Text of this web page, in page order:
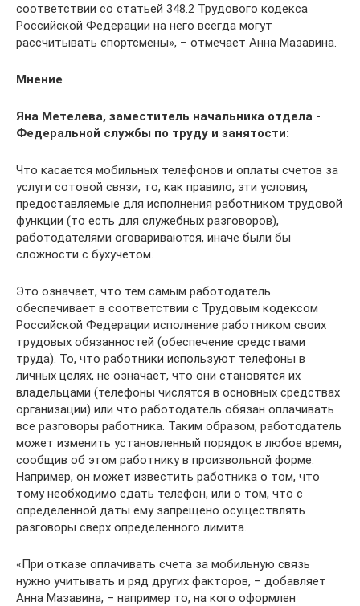
соответствии со статьей 348.2 Трудового кодекса
Российской Федерации на него всегда могут
рассчитывать ­спортсмены», – отмечает Анна Мазавина.
Мнение
Яна Метелева, заместитель начальника отдела ­
Федеральной службы по труду и занятости:
Что касается мобильных телефонов и оплаты счетов за
услуги сотовой связи, то, как правило, эти условия,
предоставляемые для исполнения работником трудовой
функции (то есть для служебных разговоров),
работодателями оговариваются, иначе были бы
сложности с бухучетом.
Это означает, что тем самым работодатель
обеспечивает в соответствии с Трудовым кодексом
Российской Федерации исполнение работником своих
трудовых обязанностей (обеспечение средствами
труда). То, что работники используют телефоны в
личных целях, не означает, что они становятся их
владельцами (телефоны числятся в основных средствах
организации) или что работодатель обязан оплачивать
все разговоры работника. Таким образом, работодатель
может изменить установленный порядок в любое время,
сообщив об этом работнику в произвольной форме.
Например, он может известить работника о том, что
тому необходимо сдать телефон, или о том, что с
определенной даты ему запрещено осуществлять
разговоры сверх определенного лимита.
«При отказе оплачивать счета за мобильную связь
нужно учитывать и ряд других факторов, – добавляет
Анна Мазавина, – например то, на кого оформлен